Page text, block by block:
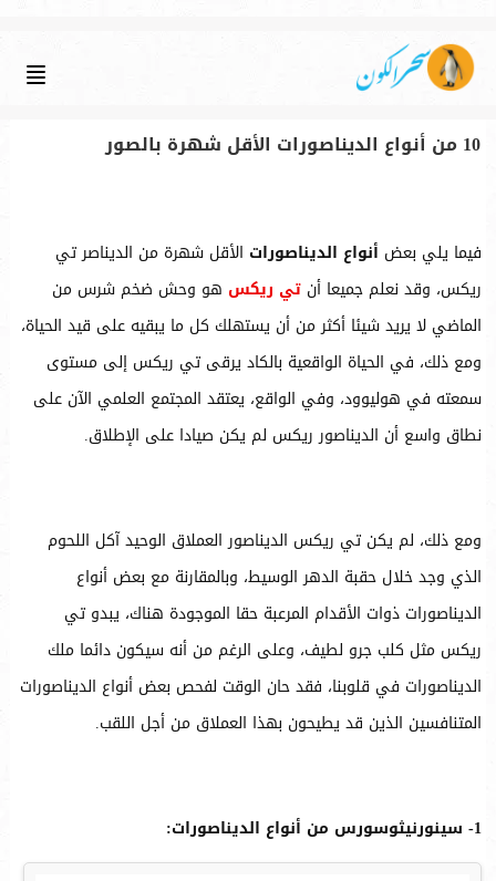
10 من أنواع الديناصورات الأقل شهرة بالصور
فيما يلي بعض أنواع الديناصورات الأقل شهرة من الديناصر تي
ريكس، وقد نعلم جميعا أنتي ريكس هو وحش ضخم شرس من
الماضي لا يريد شيئا أكثر من أن يستهلك كل ما يبقيه على قيد الحياة،
ومع ذلك، في الحياة الواقعية بالكاد يرقى تي ريكس إلى مستوى
سمعته في هوليوود، وفي الواقع، يعتقد المجتمع العلمي الآن على
نطاق واسع أن الديناصور ريكس لم يكن صيادا على الإطلاق.
ومع ذلك، لم يكن تي ريكس الديناصور العملاق الوحيد آكل اللحوم
الذي وجد خلال حقبة الدهر الوسيط، وبالمقارنة مع بعض أنواع
الديناصورات ذوات الأقدام المرعبة حقا الموجودة هناك، يبدو تي
ريكس مثل كلب جرو لطيف، وعلى الرغم من أنه سيكون دائما ملك
الديناصورات في قلوبنا، فقد حان الوقت لفحص بعض أنواع الديناصورات
المتنافسين الذين قد يطيحون بهذا العملاق من أجل اللقب.
1- سينورنيثوسورس من أنواع الديناصورات: